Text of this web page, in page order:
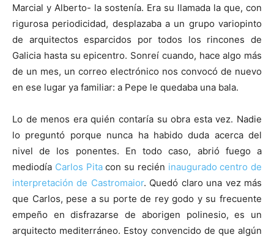
Marcial y Alberto- la sostenía. Era su llamada la que, con
rigurosa periodicidad, desplazaba a un grupo variopinto
de arquitectos esparcidos por todos los rincones de
Galicia hasta su epicentro. Sonreí cuando, hace algo más
de un mes, un correo electrónico nos convocó de nuevo
en ese lugar ya familiar: a Pepe le quedaba una bala.
Lo de menos era quién contaría su obra esta vez. Nadie
lo preguntó porque nunca ha habido duda acerca del
nivel de los ponentes. En todo caso, abrió fuego a
mediodía Carlos Pitacon su recién inaugurado centro de
interpretación de Castromaior. Quedó claro una vez más
que Carlos, pese a su porte de rey godo y su frecuente
empeño en disfrazarse de aborigen polinesio, es un
arquitecto mediterráneo. Estoy convencido de que algún